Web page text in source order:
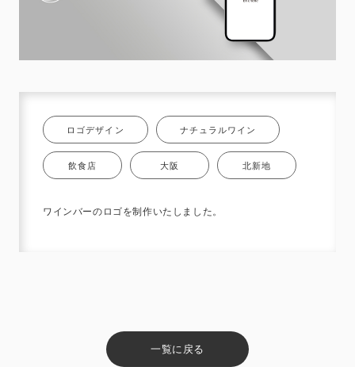
ロゴデザイン ナチュラルワイン
飲食店 大阪 北新地
ワインバーのロゴを制作いたしました。
一覧に戻る